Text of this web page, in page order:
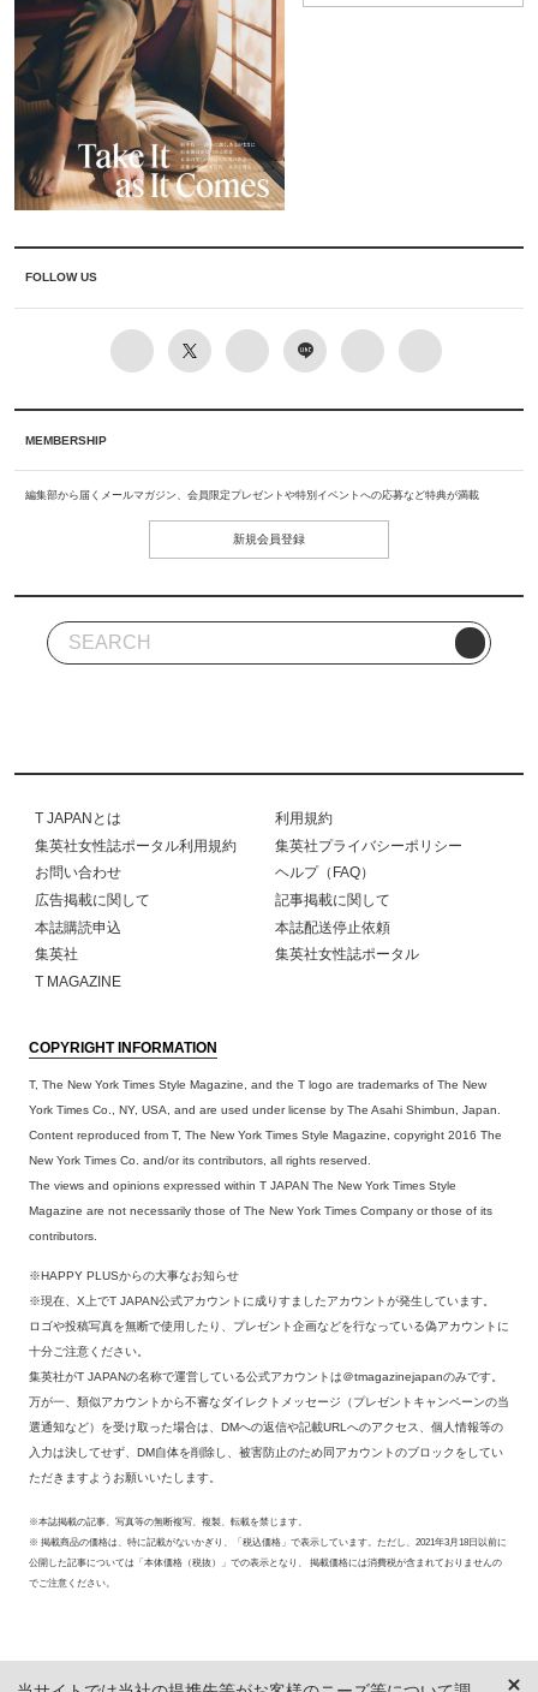
FOLLOW US
MEMBERSHIP
編集部から届くメールマガジン、会員限定プレゼントや特別イベントへの応募など特典が満載
新規会員登録
T JAPANとは
利用規約
集英社女性誌ポータル利用規約
集英社プライバシーポリシー
お問い合わせ
ヘルプ（FAQ）
広告掲載に関して
記事掲載に関して
本誌購読申込
本誌配送停止依頼
集英社
集英社女性誌ポータル
T MAGAZINE
COPYRIGHT INFORMATION
T, The New York Times Style Magazine, and the T logo are trademarks of The New
York Times Co., NY, USA, and are used under license by The Asahi Shimbun, Japan.
Content reproduced from T, The New York Times Style Magazine, copyright 2016 The
New York Times Co. and/or its contributors, all rights reserved.
The views and opinions expressed within T JAPAN The New York Times Style
Magazine are not necessarily those of The New York Times Company or those of its
contributors.
※HAPPY PLUSからの大事なお知らせ
※現在、X上でT JAPAN公式アカウントに成りすましたアカウントが発生しています。
ロゴや投稿写真を無断で使用したり、プレゼント企画などを行なっている偽アカウントに
十分ご注意ください。
集英社がT JAPANの名称で運営している公式アカウントは＠tmagazinejapanのみです。
万が一、類似アカウントから不審なダイレクトメッセージ（プレゼントキャンペーンの当
選通知など）を受け取った場合は、DMへの返信や記載URLへのアクセス、個人情報等の
入力は決してせず、DM自体を削除し、被害防止のため同アカウントのブロックをしてい
ただきますようお願いいたします。
※本誌掲載の記事、写真等の無断複写、複製、転載を禁じます。
※ 掲載商品の価格は、特に記載がないかぎり、「税込価格」で表示しています。ただし、2021年3月18日以前に
公開した記事については「本体価格（税抜）」での表示となり、 掲載価格には消費税が含まれておりませんの
でご注意ください。